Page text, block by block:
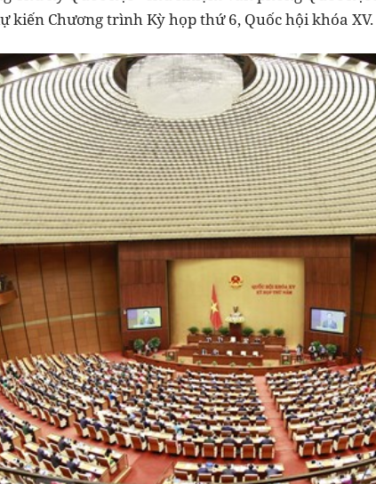
Chương trình Kỳ họp thứ 6, Quốc hội khóa XV.